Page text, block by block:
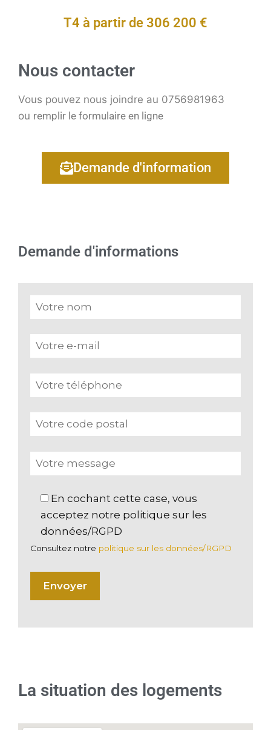
T4 à partir de 306 200 €
Nous contacter
Vous pouvez nous joindre au 0756981963
ou remplir le formulaire en ligne
Demande d'information
Demande d'informations
En cochant cette case, vous
acceptez notre politique sur les
données/RGPD
Consultez notre politique sur les données/RGPD
La situation des logements